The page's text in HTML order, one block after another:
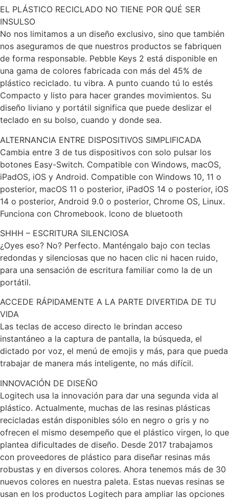
EL PLÁSTICO RECICLADO NO TIENE POR QUÉ SER
INSULSO
No nos limitamos a un diseño exclusivo, sino que también
nos aseguramos de que nuestros productos se fabriquen
de forma responsable. Pebble Keys 2 está disponible en
una gama de colores fabricada con más del 45% de
plástico reciclado. tu vibra. A punto cuando tú lo estés
Compacto y listo para hacer grandes movimientos. Su
diseño liviano y portátil significa que puede deslizar el
teclado en su bolso, cuando y donde sea.
ALTERNANCIA ENTRE DISPOSITIVOS SIMPLIFICADA
Cambia entre 3 de tus dispositivos con solo pulsar los
botones Easy-Switch. Compatible con Windows, macOS,
iPadOS, iOS y Android. Compatible con Windows 10, 11 o
posterior, macOS 11 o posterior, iPadOS 14 o posterior, iOS
14 o posterior, Android 9.0 o posterior, Chrome OS, Linux.
Funciona con Chromebook. Icono de bluetooth
SHHH – ESCRITURA SILENCIOSA
¿Oyes eso? No? Perfecto. Manténgalo bajo con teclas
redondas y silenciosas que no hacen clic ni hacen ruido,
para una sensación de escritura familiar como la de un
portátil.
ACCEDE RÁPIDAMENTE A LA PARTE DIVERTIDA DE TU
VIDA
Las teclas de acceso directo le brindan acceso
instantáneo a la captura de pantalla, la búsqueda, el
dictado por voz, el menú de emojis y más, para que pueda
trabajar de manera más inteligente, no más difícil.
INNOVACIÓN DE DISEÑO
Logitech usa la innovación para dar una segunda vida al
plástico. Actualmente, muchas de las resinas plásticas
recicladas están disponibles sólo en negro o gris y no
ofrecen el mismo desempeño que el plástico virgen, lo que
plantea dificultades de diseño. Desde 2017 trabajamos
con proveedores de plástico para diseñar resinas más
robustas y en diversos colores. Ahora tenemos más de 30
nuevos colores en nuestra paleta. Estas nuevas resinas se
usan en los productos Logitech para ampliar las opciones